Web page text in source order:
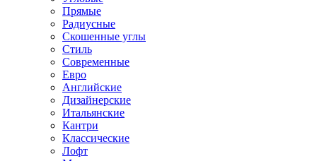
Прямые
Радиусные
Скошенные углы
Стиль
Современные
Евро
Английские
Дизайнерские
Итальянские
Кантри
Классические
Лофт